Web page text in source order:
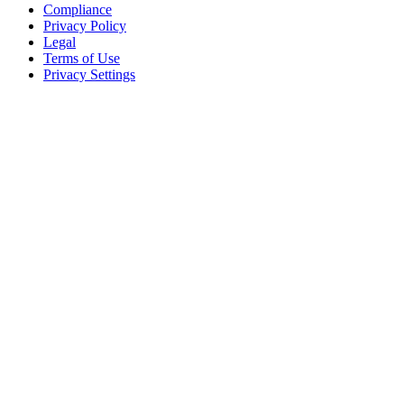
Compliance
Privacy Policy
Legal
Terms of Use
Privacy Settings